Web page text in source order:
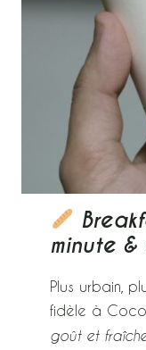
minute
Plus urbain,
fidèle à
goût et